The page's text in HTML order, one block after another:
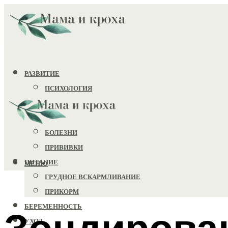
РАЗВИТИЕ
ПСИХОЛОГИЯ
ИГРУШКИ
ЗДОРОВЬЕ
БОЛЕЗНИ
ПРИВИВКИ
ПИТАНИЕ
ГРУДНОЕ ВСКАРМЛИВАНИЕ
ПРИКОРМ
БЕРЕМЕННОСТЬ
УХОД
МЕНЮ